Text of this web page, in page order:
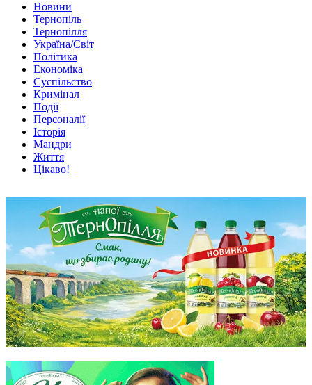
Новини
Тернопіль
Тернопілля
Україна/Світ
Політика
Економіка
Суспільство
Кримінал
Події
Персоналії
Історія
Мандри
Життя
Цікаво!